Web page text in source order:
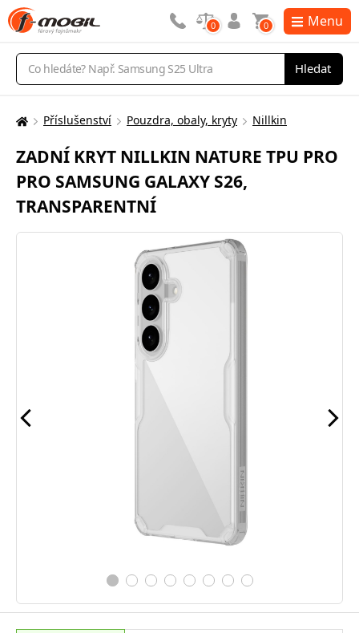
Vyhledávání
Hledat
0 0 Menu
Zde
nacházíte:
Příslušenství Pouzdra, obaly, kryty Nillkin
ZADNÍ KRYT NILLKIN NATURE TPU PRO
PRO SAMSUNG GALAXY S26,
TRANSPARENTNÍ